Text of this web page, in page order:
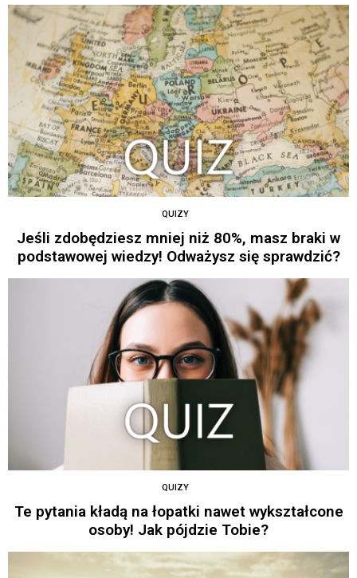
QUIZY
Jeśli zdobędziesz mniej niż 80%, masz braki w
podstawowej wiedzy! Odważysz się sprawdzić?
QUIZY
Te pytania kładą na łopatki nawet wykształcone
osoby! Jak pójdzie Tobie?